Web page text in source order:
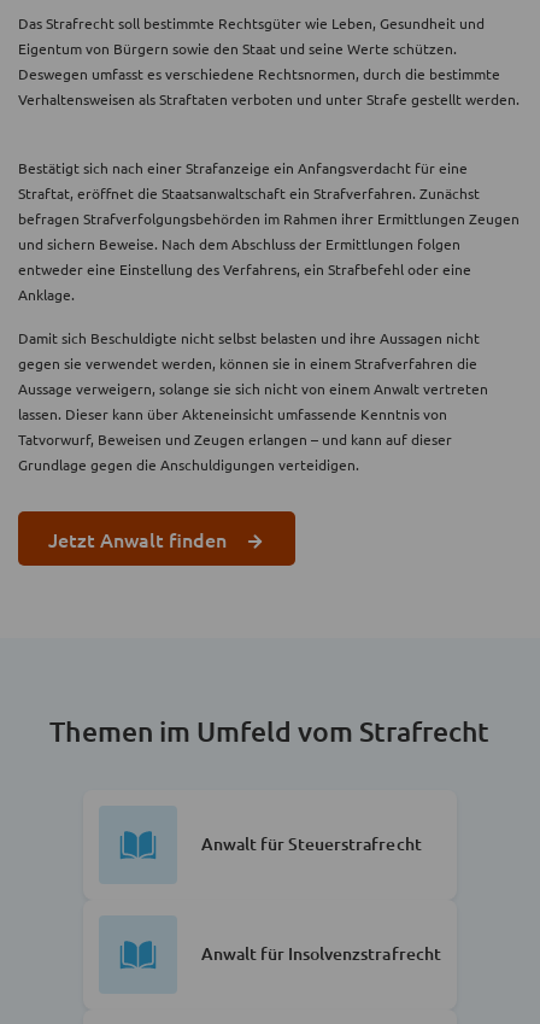
Das Strafrecht soll bestimmte Rechtsgüter wie Leben, Gesundheit und
Eigentum von Bürgern sowie den Staat und seine Werte schützen.
Deswegen umfasst es verschiedene Rechtsnormen, durch die bestimmte
Verhaltensweisen als Straftaten verboten und unter Strafe gestellt werden.
Bestätigt sich nach einer Strafanzeige ein Anfangsverdacht für eine
Straftat, eröffnet die Staatsanwaltschaft ein Strafverfahren. Zunächst
befragen Strafverfolgungsbehörden im Rahmen ihrer Ermittlungen Zeugen
und sichern Beweise. Nach dem Abschluss der Ermittlungen folgen
entweder eine Einstellung des Verfahrens, ein Strafbefehl oder eine
Anklage.
Damit sich Beschuldigte nicht selbst belasten und ihre Aussagen nicht
gegen sie verwendet werden, können sie in einem Strafverfahren die
Aussage verweigern, solange sie sich nicht von einem Anwalt vertreten
lassen. Dieser kann über Akteneinsicht umfassende Kenntnis von
Tatvorwurf, Beweisen und Zeugen erlangen – und kann auf dieser
Grundlage gegen die Anschuldigungen verteidigen.
Jetzt Anwalt finden
Themen im Umfeld vom Strafrecht
Anwalt für Steuerstrafrecht
Anwalt für Insolvenzstrafrecht